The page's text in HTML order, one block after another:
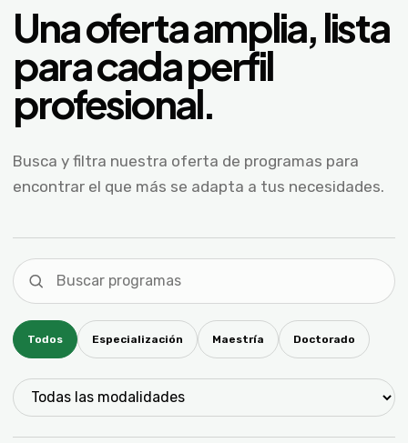
Una oferta amplia, lista
para cada perfil
profesional.
Busca y filtra nuestra oferta de programas para
encontrar el que más se adapta a tus necesidades.
Todos Especialización Maestría Doctorado